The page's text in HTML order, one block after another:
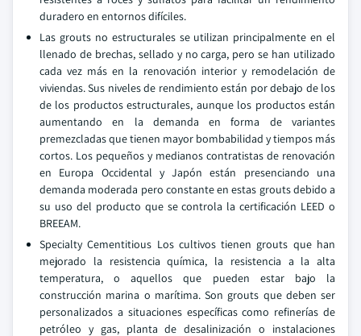
duradero en entornos difíciles.
Las grouts no estructurales se utilizan principalmente en el
llenado de brechas, sellado y no carga, pero se han utilizado
cada vez más en la renovación interior y remodelación de
viviendas. Sus niveles de rendimiento están por debajo de los
de los productos estructurales, aunque los productos están
aumentando en la demanda en forma de variantes
premezcladas que tienen mayor bombabilidad y tiempos más
cortos. Los pequeños y medianos contratistas de renovación
en Europa Occidental y Japón están presenciando una
demanda moderada pero constante en estas grouts debido a
su uso del producto que se controla la certificación LEED o
BREEAM.
Specialty Cementitious Los cultivos tienen grouts que han
mejorado la resistencia química, la resistencia a la alta
temperatura, o aquellos que pueden estar bajo la
construcción marina o marítima. Son grouts que deben ser
personalizados a situaciones específicas como refinerías de
petróleo y gas, planta de desalinización o instalaciones